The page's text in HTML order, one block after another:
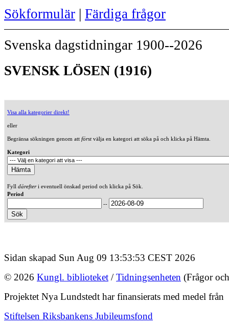
Sökformulär | Färdiga frågor
Svenska dagstidningar 1900--2026
SVENSK LÖSEN (1916)
Visa alla kategorier direkt!
eller
Begränsa sökningen genom att förstvälja en kategori att söka på och klicka på Hämta.
Kategori
Fyll därefteri eventuell önskad period och klicka på Sök.
Period
--
Sidan skapad Sun Aug 09 13:53:53 CEST 2026
© 2026 Kungl. biblioteket /Tidningsenheten (Frågor
Projektet Nya Lundstedt har finansierats med medel från
Stiftelsen Riksbankens Jubileumsfond